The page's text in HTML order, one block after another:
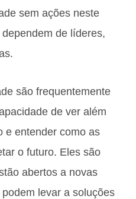
sem ações neste
de líderes,
são frequentemente
de ver além
e entender como as
o futuro. Eles são
abertos a novas
levar a soluções